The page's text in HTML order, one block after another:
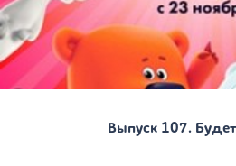
Выпуск 107.